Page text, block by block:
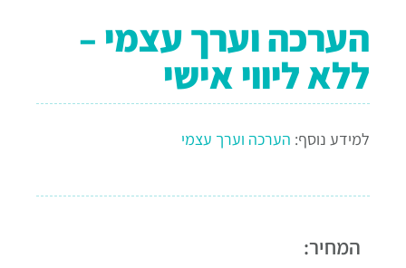
הערכה וערך עצמי –
ללא ליווי אישי
למידע נוסף: הערכה וערך עצמי
המחיר: